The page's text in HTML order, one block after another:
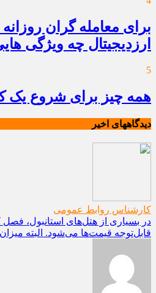
برای معامله گران
ارزدیجیتال چه ویژگی
5
همه چیز برای شروع یک
دیدگاههای اخیر
کارشناس روابط عمومی
در بسیاری از هتل‌های استانبول،
قابل‌توجه قیمت‌ها می‌شود. البته